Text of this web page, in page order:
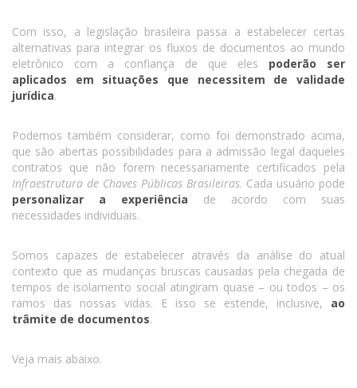
Com isso, a legislação brasileira passa a estabelecer certas
alternativas para integrar os fluxos de documentos ao mundo
eletrônico com a confiança de que eles poderão ser
aplicados em situações que necessitem de validade
jurídica.
Podemos também considerar, como foi demonstrado acima,
que são abertas possibilidades para a admissão legal daqueles
contratos que não forem necessariamente certificados pela
Infraestrutura de Chaves Públicas Brasileiras. Cada usuário pode
personalizar a experiência de acordo com suas
necessidades individuais.
Somos capazes de estabelecer através da análise do atual
contexto que as mudanças bruscas causadas pela chegada de
tempos de isolamento social atingiram quase – ou todos – os
ramos das nossas vidas. E isso se estende, inclusive, ao
trâmite de documentos.
Veja mais abaixo.